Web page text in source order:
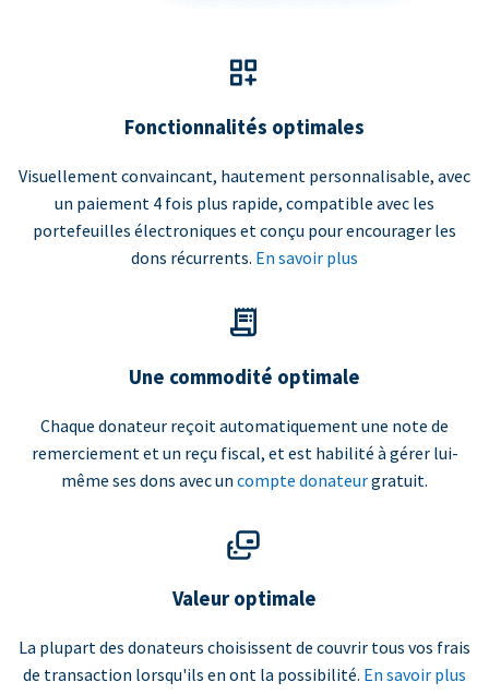
Fonctionnalités optimales
Visuellement convaincant, hautement personnalisable, avec
un paiement 4 fois plus rapide, compatible avec les
portefeuilles électroniques et conçu pour encourager les
dons récurrents. En savoir plus
Une commodité optimale
Chaque donateur reçoit automatiquement une note de
remerciement et un reçu fiscal, et est habilité à gérer lui-
même ses dons avec un compte donateurgratuit.
Valeur optimale
La plupart des donateurs choisissent de couvrir tous vos frais
de transaction lorsqu'ils en ont la possibilité. En savoir plus